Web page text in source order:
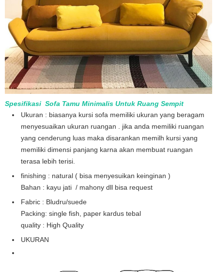
Spesifikasi Sofa Tamu Minimalis Untuk Ruang Sempit
Ukuran : biasanya kursi sofa memiliki ukuran yang beragam
menyesuaikan ukuran ruangan . jika anda memiliki ruangan
yang cenderung luas maka disarankan memilh kursi yang
memiliki dimensi panjang karna akan membuat ruangan
terasa lebih terisi.
finishing : natural ( bisa menyesuikan keinginan )
Bahan : kayu jati / mahony dll bisa request
Fabric : Bludru/suede
Packing: single fish, paper kardus tebal
quality : High Quality
UKURAN